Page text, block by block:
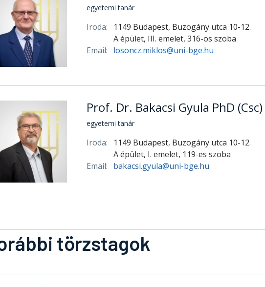
egyetemi tanár
Iroda:
1149 Budapest, Buzogány utca 10-12.
A épület, III. emelet, 316-os szoba
Email:
losoncz.miklos@uni-bge.hu
Prof. Dr. Bakacsi Gyula PhD (Csc)
egyetemi tanár
Iroda:
1149 Budapest, Buzogány utca 10-12.
A épület, I. emelet, 119-es szoba
Email:
bakacsi.gyula@uni-bge.hu
törzstagok